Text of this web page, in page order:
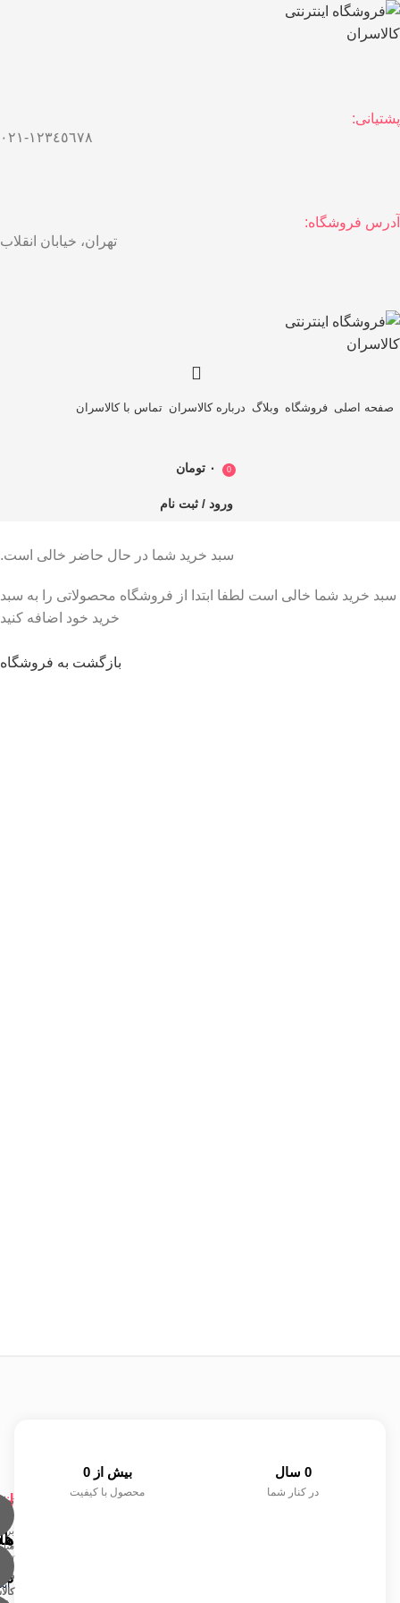
پشتیانی:
١٢٣٤٥٦٧٨-٠٢١
آدرس فروشگاه:
تهران، خیابان انقلاب
صفحه اصلی فروشگاه وبلاگ درباره کالاسران تماس با کالاسران
0 ۰ تومان
ورود / ثبت نام
سبد خرید شما در حال حاضر خالی است.
سبد خرید شما خالی است لطفا ابتدا از فروشگاه محصولاتی را به سبد
خرید خود اضافه کنید
بازگشت به فروشگاه
در کنار شما
0
محصول با کیفیت
بیش از 0
با
ما